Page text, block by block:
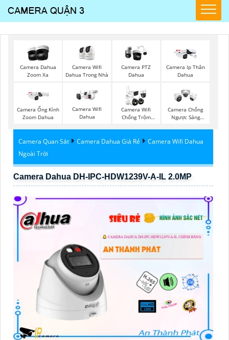
Camera Dahua
Zoom Xa
Camera Wifi
Dahua Trong Nhà
Camera PTZ
Dahua
Camera Ip Thân
Dahua
Camera Ống Kính
Zoom Dahua
Camera Wifi
Dahua
Camera Wifi
Chống Trộm
Camera Chống
Ngược Sáng
Camera Quan Sát Camera Dahua Giá Rẻ
Camera Wifi Dahua
Ngoài Trời
Camera Dahua DH-IPC-HDW1239V-A-IL 2.0MP